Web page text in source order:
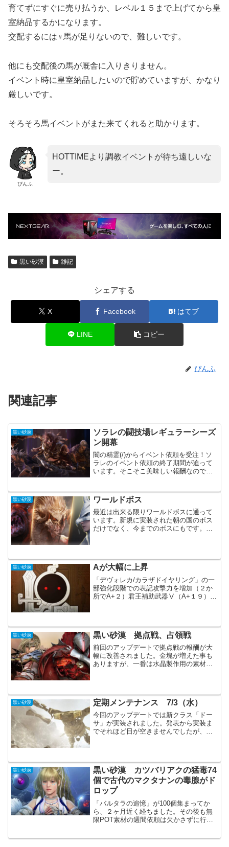
育てずにすぐに売り払うか、レベル１５まで上げてから皇
室納品するかになります。
交配するには♀馬が足りないので、難しいです。
他にも交配後の馬が厩舎に入りきりません。
イベント時に皇室納品したいので貯めていますが、かなり
厳しいです。
そろそろ馬イベントがまた来てくれると助かります。
ぴんふ
HOTTIMEより調教イベントが待ち遠しいな
ー。
黒い砂漠 雑記
シェアする
X Facebook はてブ
LINE コピー
ぴんふ
関連記事
黒い砂漠
ソラレの闘技場レギュラーシーズ
ン開幕
闇の精霊(/)からイベント依頼を受注！ソ
ラレのイベント依頼の終了期間が迫って
います。そこそこ美味しい報酬なので、
だ続きますが、明日のメンテナンスで追
加のイベントはあるの...
黒い砂漠 ワールドボス
最近は出来る限りワールドボスに通って
います。新規に実装された朝の国のボス
だけでなく、今までのボスにもです。ワ
す。ですが、それ以外の時...
黒い砂漠 Aが大幅に上昇
「デヴォレカ/カラザドイヤリング」の一
部強化段階での表記攻撃力を増加（２か
所でA+２）君王補助武器Ⅴ（A+１９）
祠バフでA+1A３７...
黒い砂漠 黒い砂漠 拠点戦、占領戦
前回のアップデートで拠点戦の報酬が大
幅に改善されました。金塊が増えた事も
ありますが、一番は水晶製作用の素材ま
活性化が期待されます。拠...
黒い砂漠 定期メンテナンス 7/3（水）
今回のアップデートでは新クラス「ドー
サ」が実装されました。発表から実装ま
でそれほど日が空きませんでしたが、待
ベントでは微妙な感じです...
黒い砂漠
黒い砂漠 カツバリアクの猛毒74
個で古代のマクタナンの毒腺がド
ロップ
「バルタラの追憶」が100個集まってか
ら、２ヶ月近く経ちました。その後も無
限POT素材の週間依頼は欠かさずに行